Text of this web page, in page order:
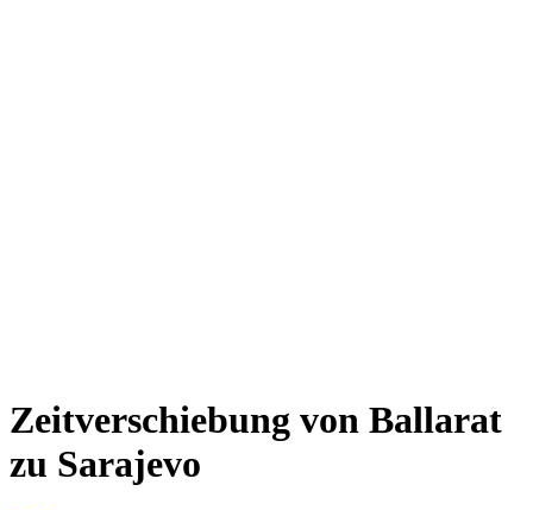
Zeitverschiebung von Ballarat
zu Sarajevo